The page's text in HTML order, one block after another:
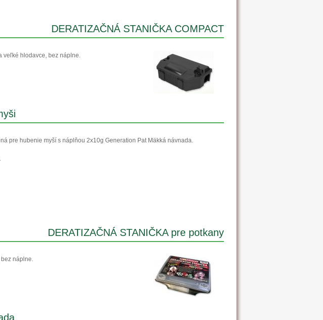
DERATIZAČNÁ STANIČKA COMPACT
veľké hlodavce, bez náplne.
pre hubenie myší s náplňou 2x10g Generation Pat Mäkká návnada.
DERATIZAČNÁ STANIČKA pre potkany
náplne.